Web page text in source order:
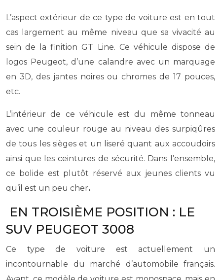
L’aspect extérieur de ce type de voiture est en tout
cas largement au même niveau que sa vivacité au
sein de la finition GT Line. Ce véhicule dispose de
logos Peugeot, d’une calandre avec un marquage
en 3D, des jantes noires ou chromes de 17 pouces,
etc.
L’intérieur de ce véhicule est du même tonneau
avec une couleur rouge au niveau des surpiqûres
de tous les sièges et un liseré quant aux accoudoirs
ainsi que les ceintures de sécurité. Dans l’ensemble,
ce bolide est plutôt réservé aux jeunes clients vu
qu’il est un peu cher.
EN TROISIÈME POSITION : LE
SUV PEUGEOT 3008
Ce type de voiture est actuellement un
incontournable du marché d’automobile français.